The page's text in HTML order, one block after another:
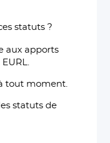
statuts ?
aux apports
tout moment.
statuts de